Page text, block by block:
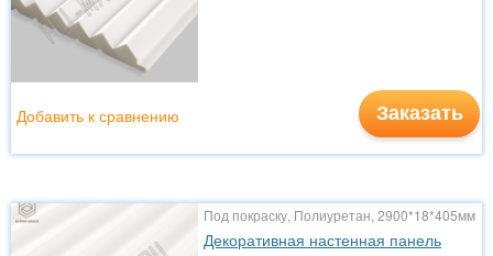
Заказать
Добавить к сравнению
Под покраску, Полиуретан, 2900*18*405мм
Декоративная настенная панель